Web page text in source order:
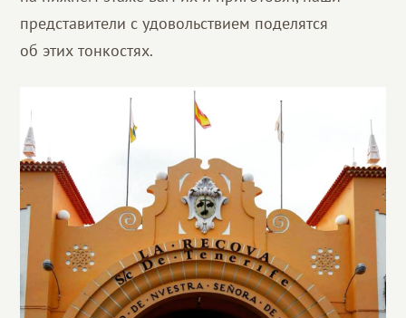
представители с удовольствием поделятся
об этих тонкостях.